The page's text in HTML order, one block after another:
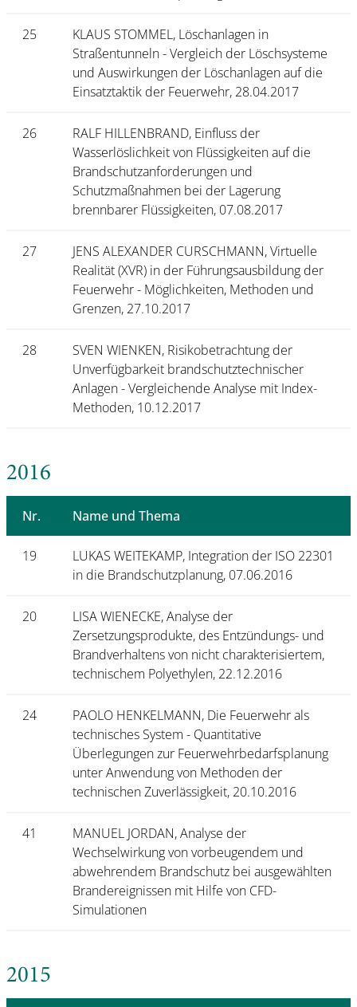
25
KLAUS STOMMEL, Löschanlagen in
Straßentunneln - Vergleich der Löschsysteme
und Auswirkungen der Löschanlagen auf die
Einsatztaktik der Feuerwehr, 28.04.2017
26
RALF HILLENBRAND, Einfluss der
Wasserlöslichkeit von Flüssigkeiten auf die
Brandschutzanforderungen und
Schutzmaßnahmen bei der Lagerung
brennbarer Flüssigkeiten, 07.08.2017
27
JENS ALEXANDER CURSCHMANN, Virtuelle
Realität (XVR) in der Führungsausbildung der
Feuerwehr - Möglichkeiten, Methoden und
Grenzen, 27.10.2017
28
SVEN WIENKEN, Risikobetrachtung der
Unverfügbarkeit brandschutztechnischer
Anlagen - Vergleichende Analyse mit Index-
Methoden, 10.12.2017
2016
Nr. Name und Thema
19
LUKAS WEITEKAMP, Integration der ISO 22301
in die Brandschutzplanung, 07.06.2016
20
LISA WIENECKE, Analyse der
Zersetzungsprodukte, des Entzündungs- und
Brandverhaltens von nicht charakterisiertem,
technischem Polyethylen, 22.12.2016
24
PAOLO HENKELMANN, Die Feuerwehr als
technisches System - Quantitative
Überlegungen zur Feuerwehrbedarfsplanung
unter Anwendung von Methoden der
technischen Zuverlässigkeit, 20.10.2016
41
MANUEL JORDAN, Analyse der
Wechselwirkung von vorbeugendem und
abwehrendem Brandschutz bei ausgewählten
Brandereignissen mit Hilfe von CFD-
Simulationen
2015